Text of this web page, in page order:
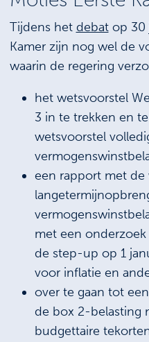
Tijdens het debatop 30
Kamer zijn nog wel de
waarin de regering
het wetsvoorstel
3 in te trekken en
wetsvoorstel
een rapport met de
met een
de step-up op 1
voor inflatie en
over te gaan tot
de box 2-belasting
budgettaire